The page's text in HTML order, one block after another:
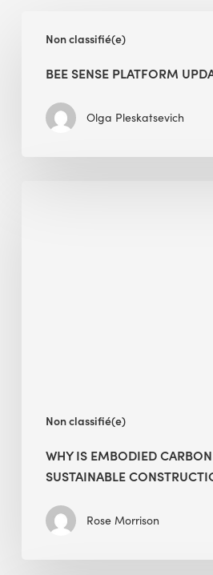
Non classifié(e)
Sense
BEE SENSE PLATFORM
Olga Pleskatsevich
Non classifié(e)
WHY IS EMBODIED
SUSTAINABLE
Rose Morrison